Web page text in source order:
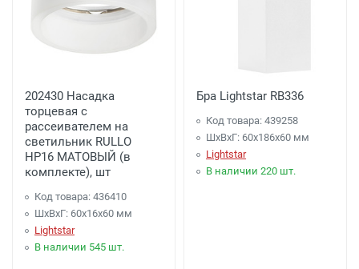
202430 Насадка
торцевая с
рассеивателем на
светильник RULLO
HP16 МАТОВЫЙ (в
комплекте), шт
Код товара: 436410
ШхВхГ: 60x16x60 мм
Lightstar
В наличии 545 шт.
Бра Lightstar RB336
Код товара: 439258
ШхВхГ: 60x186x60 мм
Lightstar
В наличии 220 шт.